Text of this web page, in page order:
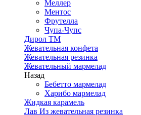
Меллер
Ментос
Фрутелла
Чупа-Чупс
Дирол ТМ
Жевательная конфета
Жевательная резинка
Жевательный мармелад
Назад
Бебетто мармелад
Харибо мармелад
Жидкая карамель
Лав Из жевательная резинка